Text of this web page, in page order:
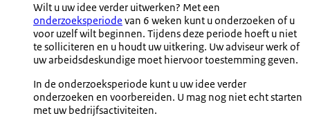
Wilt u uw idee verder uitwerken? Met een
onderzoeksperiode van 6 weken kunt u onderzoeken of u
voor uzelf wilt beginnen. Tijdens deze periode hoeft u niet
te solliciteren en u houdt uw uitkering. Uw adviseur werk of
uw arbeidsdeskundige moet hiervoor toestemming geven.
In de onderzoeksperiode kunt u uw idee verder
onderzoeken en voorbereiden. U mag nog niet echt starten
met uw bedrijfsactiviteiten.